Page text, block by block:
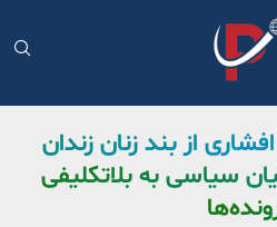
از بند زنان زندان
سیاسی به بلاتکلیفی